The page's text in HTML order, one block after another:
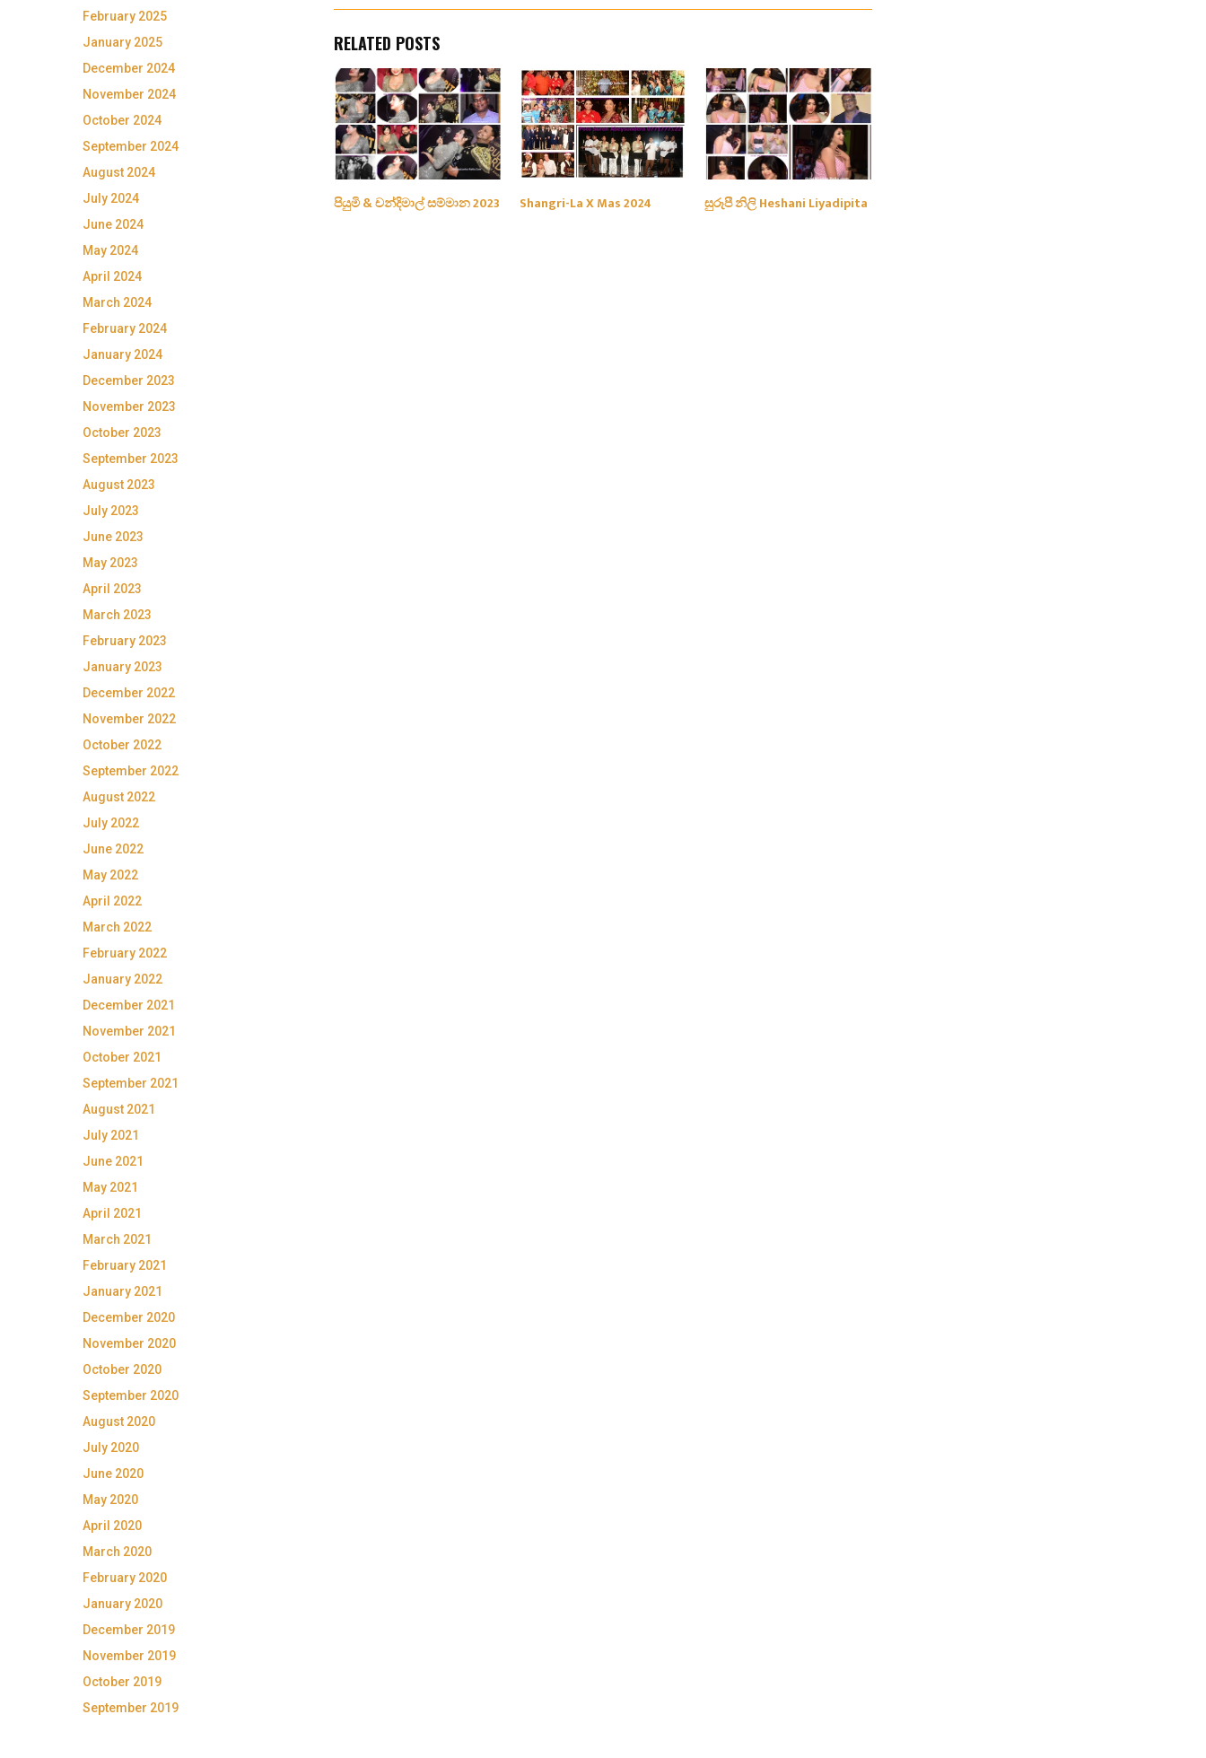
RELATED POSTS
පියුමි & චන්දිමාල් සම්මාන 2023 Shangri-La X Mas 2024 සුරූපී නිලි Heshani Liyadipita
February 2025
January 2025
December 2024
November 2024
October 2024
September 2024
August 2024
July 2024
June 2024
May 2024
April 2024
March 2024
February 2024
January 2024
December 2023
November 2023
October 2023
September 2023
August 2023
July 2023
June 2023
May 2023
April 2023
March 2023
February 2023
January 2023
December 2022
November 2022
October 2022
September 2022
August 2022
July 2022
June 2022
May 2022
April 2022
March 2022
February 2022
January 2022
December 2021
November 2021
October 2021
September 2021
August 2021
July 2021
June 2021
May 2021
April 2021
March 2021
February 2021
January 2021
December 2020
November 2020
October 2020
September 2020
August 2020
July 2020
June 2020
May 2020
April 2020
March 2020
February 2020
January 2020
December 2019
November 2019
October 2019
September 2019